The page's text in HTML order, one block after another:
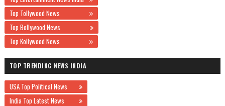
Top Tollywood News
Top Bollywood News
Top Kollywood News
TOP TRENDING NEWS INDIA
USA Top Political News
India Top Latest News